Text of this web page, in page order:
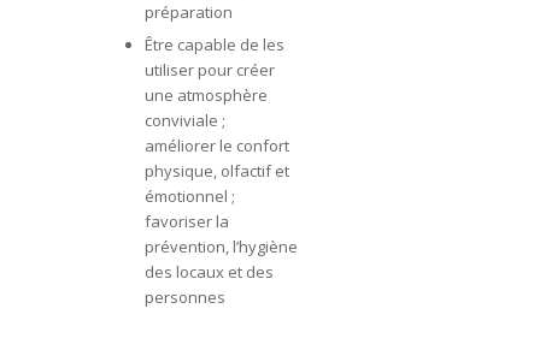
préparation
Être capable de les
utiliser pour créer
une atmosphère
conviviale ;
améliorer le confort
physique, olfactif et
émotionnel ;
favoriser la
prévention, l’hygiène
des locaux et des
personnes